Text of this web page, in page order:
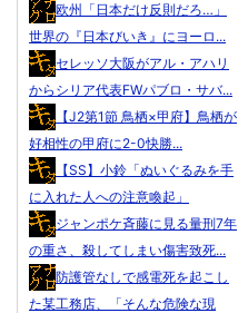
欧州「日本だけ反則だろ…」
世界の『日本びいき』にヨーロ...
セレッソ大阪がアル・アハリ
からシリア代表FWパブロ・サバ...
【J2第1節 鳥栖×甲府】鳥栖が
好相性の甲府に2-0快勝...
【SS】小鈴「ぬいぐるみを手
に入れた人への注意喚起」
ジャンポケ斉藤に見る量刑7年
の重さ、殺してしまい傷害致死...
防護管なしで感電死を起こし
た某工務店、「そんな危険な現